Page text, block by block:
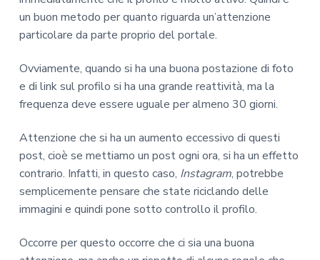
un buon metodo per quanto riguarda un’attenzione
particolare da parte proprio del portale.
Ovviamente, quando si ha una buona postazione di foto
e di link sul profilo si ha una grande reattività, ma la
frequenza deve essere uguale per almeno 30 giorni.
Attenzione che si ha un aumento eccessivo di questi
post, cioè se mettiamo un post ogni ora, si ha un effetto
contrario. Infatti, in questo caso, Instagram, potrebbe
semplicemente pensare che state riciclando delle
immagini e quindi pone sotto controllo il profilo.
Occorre per questo occorre che ci sia una buona